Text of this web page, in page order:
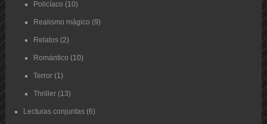
Policíaco (10)
Realismo mágico (9)
Relatos(2)
Romántico (10)
Terror(1)
Thriller(13)
Lecturas conjuntas(6)